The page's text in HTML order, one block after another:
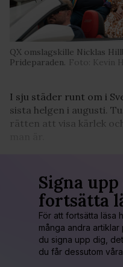
QX omslagskille Nicklas
Prideparaden. Foto: Kevin
I sju städer runt om i
sista helgen i augusti.
rätten att visa kärlek
Signa
fortsätta
För att fortsätta läsa
många andra
du signa upp dig,
du får dessutom